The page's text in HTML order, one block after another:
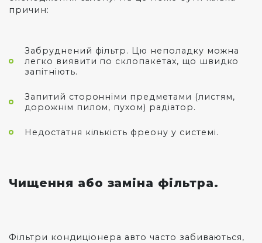
причин:
Забруднений фільтр. Цю неполадку можна
легко виявити по склопакетах, що швидко
запітніють.
Запитий сторонніми предметами (листям,
дорожнім пилом, пухом) радіатор.
Недостатня кількість фреону у системі.
Чищення або заміна фільтра.
Фільтри кондиціонера авто часто забиваються,